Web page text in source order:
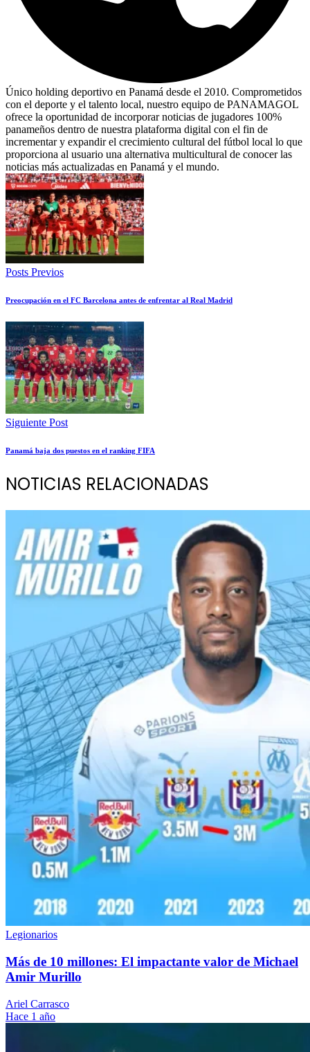
Único holding deportivo en Panamá desde el 2010. Comprometidos
con el deporte y el talento local, nuestro equipo de PANAMAGOL
ofrece la oportunidad de incorporar noticias de jugadores 100%
panameños dentro de nuestra plataforma digital con el fin de
incrementar y expandir el crecimiento cultural del fútbol local lo que
proporciona al usuario una alternativa multicultural de conocer las
noticias más actualizadas en Panamá y el mundo.
Posts Previos
Preocupación en el FC Barcelona antes de enfrentar al Real Madrid
Siguiente Post
Panamá baja dos puestos en el ranking FIFA
NOTICIAS RELACIONADAS
Legionarios
Más de 10 millones: El impactante valor de Michael
Amir Murillo
Ariel Carrasco
Hace 1 año